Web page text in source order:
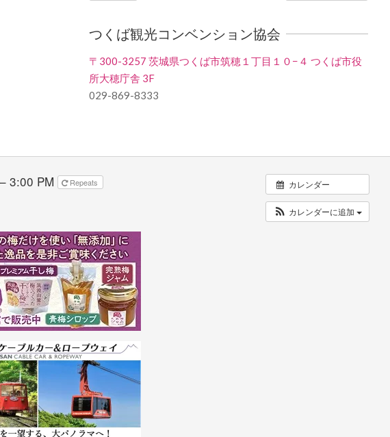
つくば観光コンベンション協会
〒300-3257 茨城県つくば市筑穂１丁目１０−４ つくば市役
所大穂庁舎 3F
029-869-8333
カレンダー
カレンダーに追加
3:00 PM Repeats